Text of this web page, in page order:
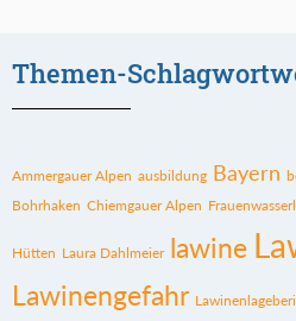
Themen-
Ammergauer Alpen ausbildung Bayern
Bohrhaken Chiemgauer Alpen Frauenwasserl
Hütten Laura Dahlmeier lawine
Lawinengefahr